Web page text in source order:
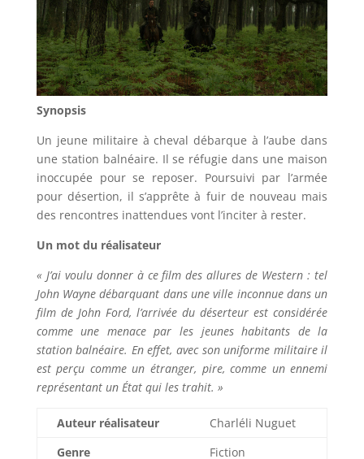
Synopsis
Un jeune militaire à cheval débarque à l’aube dans
une station balnéaire. Il se réfugie dans une maison
inoccupée pour se reposer. Poursuivi par l’armée
pour désertion, il s’apprête à fuir de nouveau mais
des rencontres inattendues vont l’inciter à rester.
Un mot du réalisateur
« J’ai voulu donner à ce film des allures de Western : tel
John Wayne débarquant dans une ville inconnue dans un
film de John Ford, l’arrivée du déserteur est considérée
comme une menace par les jeunes habitants de la
station balnéaire. En effet, avec son uniforme militaire il
est perçu comme un étranger, pire, comme un ennemi
représentant un État qui les trahit. »
Auteur réalisateur
Charléli Nuguet
Genre
Fiction